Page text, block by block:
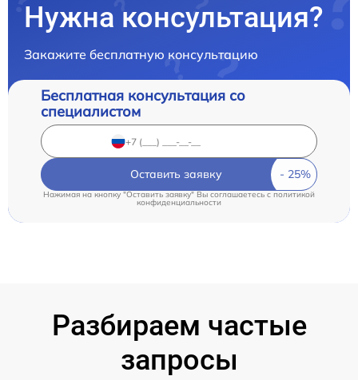
Нужна консультация?
Закажите бесплатную консультацию
Бесплатная консультация со
специалистом
Оставить заявку
Нажимая на кнопку "Оставить заявку" Вы соглашаетесь c политикой
конфиденциальности
Разбираем частые
запросы